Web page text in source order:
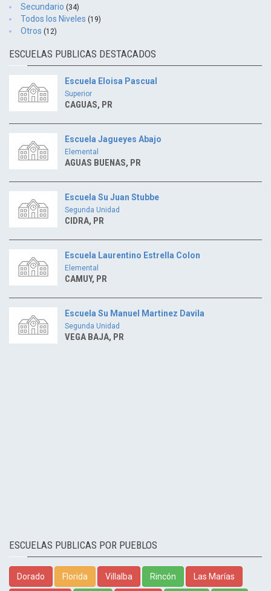
Secundario (34)
Todos los Niveles (19)
Otros (12)
ESCUELAS PUBLICAS DESTACADOS
Escuela Eloisa Pascual
Superior
CAGUAS, PR
Escuela Jagueyes Abajo
Elemental
AGUAS BUENAS, PR
Escuela Su Juan Stubbe
Segunda Unidad
CIDRA, PR
Escuela Laurentino Estrella Colon
Elemental
CAMUY, PR
Escuela Su Manuel Martinez Davila
Segunda Unidad
VEGA BAJA, PR
ESCUELAS PUBLICAS POR PUEBLOS
Dorado Florida Villalba Rincón Las Marías